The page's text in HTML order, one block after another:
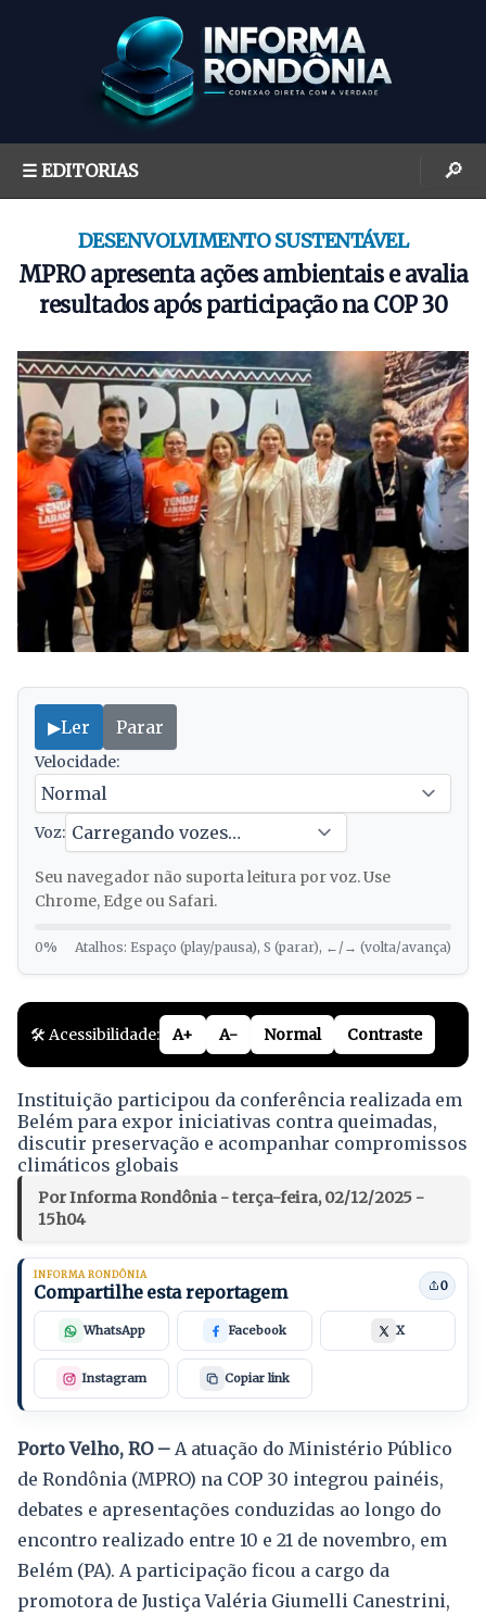
☰ EDITORIAS 🔎
DESENVOLVIMENTO SUSTENTÁVEL
MPRO apresenta ações ambientais e avalia
resultados após participação na COP 30
▶Ler Parar
Velocidade:
Voz:
Seu navegador não suporta leitura por voz. Use
Chrome, Edge ou Safari.
0% Atalhos: Espaço (play/pausa), S (parar), ←/→ (volta/avança)
🛠️ Acessibilidade: A+ A- Normal Contraste
Instituição participou da conferência realizada em
Belém para expor iniciativas contra queimadas,
discutir preservação e acompanhar compromissos
climáticos globais
Por Informa Rondônia - terça-feira, 02/12/2025 -
15h04
INFORMA RONDÔNIA
Compartilhe esta reportagem 0
WhatsApp Facebook X
Instagram Copiar link
Porto Velho, RO – A atuação do Ministério Público
de Rondônia (MPRO) na COP 30 integrou painéis,
debates e apresentações conduzidas ao longo do
encontro realizado entre 10 e 21 de novembro, em
Belém (PA). A participação ficou a cargo da
promotora de Justiça Valéria Giumelli Canestrini,